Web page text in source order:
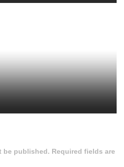
be published. Required fields are